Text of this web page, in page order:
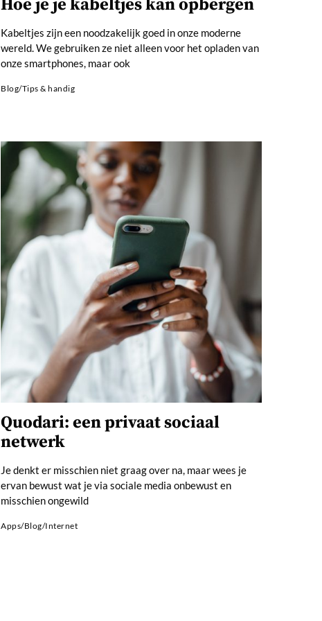
Hoe je je kabeltjes kan opbergen
Kabeltjes zijn een noodzakelijk goed in onze moderne
wereld. We gebruiken ze niet alleen voor het opladen van
onze smartphones, maar ook
Blog/Tips & handig
Quodari: een privaat sociaal
netwerk
Je denkt er misschien niet graag over na, maar wees je
ervan bewust wat je via sociale media onbewust en
misschien ongewild
Apps/Blog/Internet